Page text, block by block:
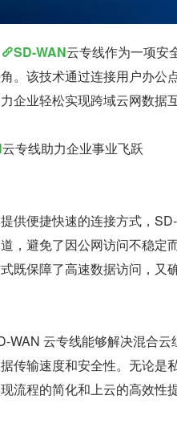
SD-WAN云专线作为一项安
。该技术通过连接用户办公
企业轻松实现跨域云网数据
云专线助力企业事业飞跃
供便捷快速的连接方式，
，避免了因公网访问不稳定
既保障了高速数据访问，又
WAN 云专线能够解决混合
传输速度和安全性。无论是
流程的简化和上云的高效性